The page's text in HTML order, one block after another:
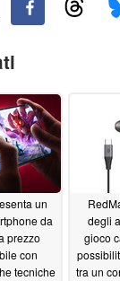
un
da
prezzo
con
tecniche
degli
gioco
tra un